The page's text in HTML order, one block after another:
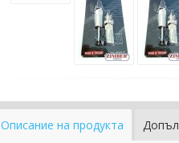
Описание на продукта